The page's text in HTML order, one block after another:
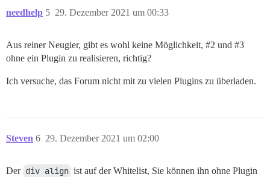
needhelp 29. Dezember 2021 um 00:33
5
Aus reiner Neugier, gibt es wohl keine Möglichkeit, #2 und #3
ohne ein Plugin zu realisieren, richtig?
Ich versuche, das Forum nicht mit zu vielen Plugins zu überladen.
Steven 29. Dezember 2021 um 02:00
6
Der div align ist auf der Whitelist, Sie können ihn ohne Plugin